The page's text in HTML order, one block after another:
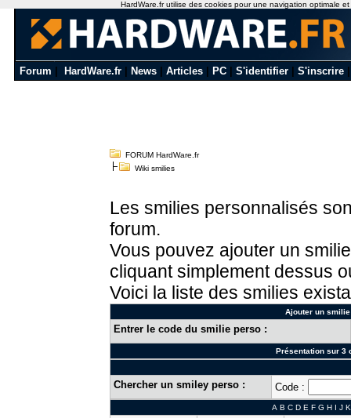
Forum HardWare.fr News Articles PC S'identifier S'inscrire
FORUM HardWare.fr
Wiki smilies
Les smilies personnalisés
forum.
Vous pouvez ajouter un
cliquant simplement dessus
Voici la liste des smilies
Ajouter un
Entrer le code du smilie perso :
Présentation sur 3
Chercher un smiley perso : Code :
A B C D E F G H I J K
HardWare.fr utilise des cookies pour une navigation optimale